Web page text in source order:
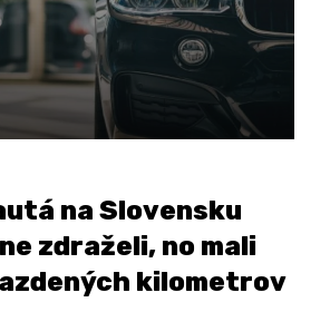
na Slovensku
zdraželi, no mali
kilometrov